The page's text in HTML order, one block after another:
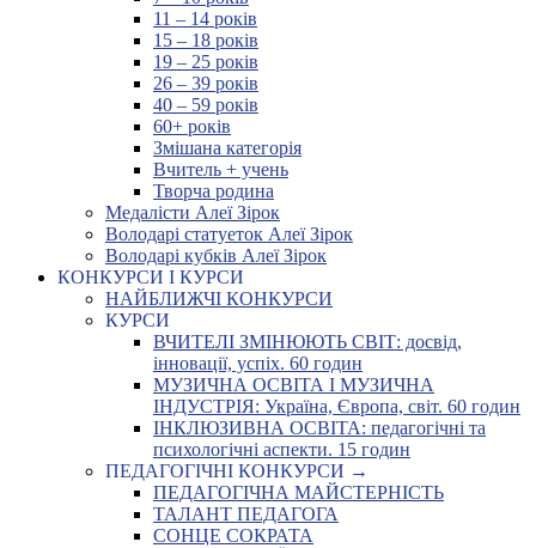
11 – 14 років
15 – 18 років
19 – 25 років
26 – 39 років
40 – 59 років
60+ років
Змішана категорія
Вчитель + учень
Творча родина
Медалісти Алеї Зірок
Володарі статуеток Алеї Зірок
Володарі кубків Алеї Зірок
КОНКУРСИ І КУРСИ
НАЙБЛИЖЧІ КОНКУРСИ
КУРСИ
ВЧИТЕЛІ ЗМІНЮЮТЬ СВІТ: досвід,
інновації, успіх. 60 годин
МУЗИЧНА ОСВІТА І МУЗИЧНА
ІНДУСТРІЯ: Україна, Європа, світ. 60 годин
ІНКЛЮЗИВНА ОСВІТА: педагогічні та
психологічні аспекти. 15 годин
ПЕДАГОГІЧНІ КОНКУРСИ →
ПЕДАГОГІЧНА МАЙСТЕРНІСТЬ
ТАЛАНТ ПЕДАГОГА
СОНЦЕ СОКРАТА